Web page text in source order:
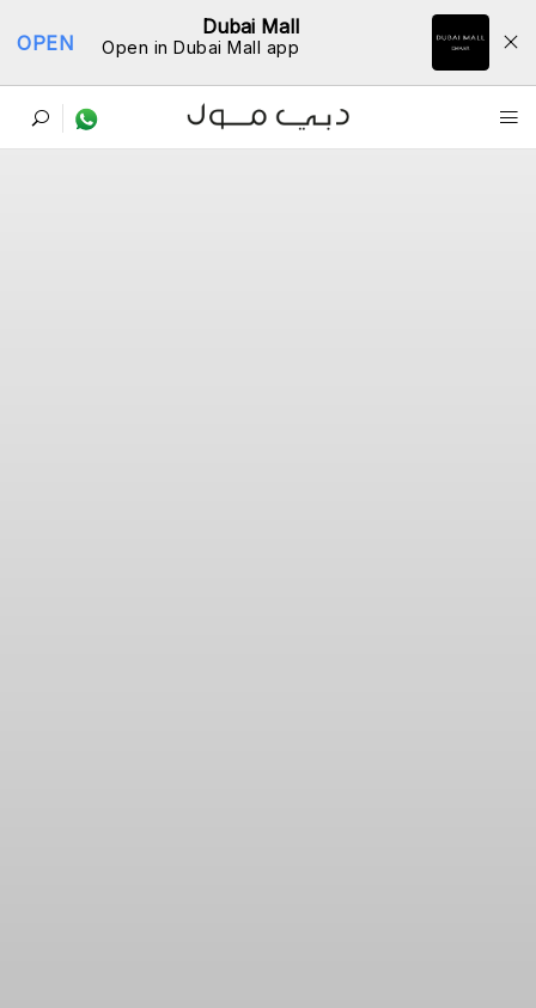
Dubai Mall
Open in Dubai Mall app
OPEN